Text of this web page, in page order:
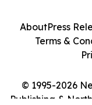
© 1995-2026
Publishing &
AboutPress
Terms &